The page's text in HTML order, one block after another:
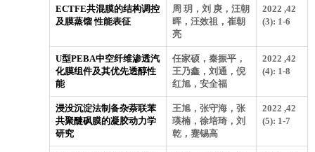
ECTFE共混膜的结构调控
及膜蒸馏 性能表征
周 玥，刘 庚，汪朝
晖，汪效祖，崔朝
亮
2022 ,42
(3): 1-6
U型PEBA中空纤维渗透汽
化膜组件及其优先透醇性
能
任家硕，秦振平，
王乃鑫，刘通，倪
红旭，安全福
2022 ,42
(4): 1-8
浸没沉淀法制备杂萘联苯
共聚醚砜膜的凝胶动力学
研究
王旭，张守海，张
瑛楠，徐培琦，刘
乾，蹇锡高
2022 ,42
(5): 1-7